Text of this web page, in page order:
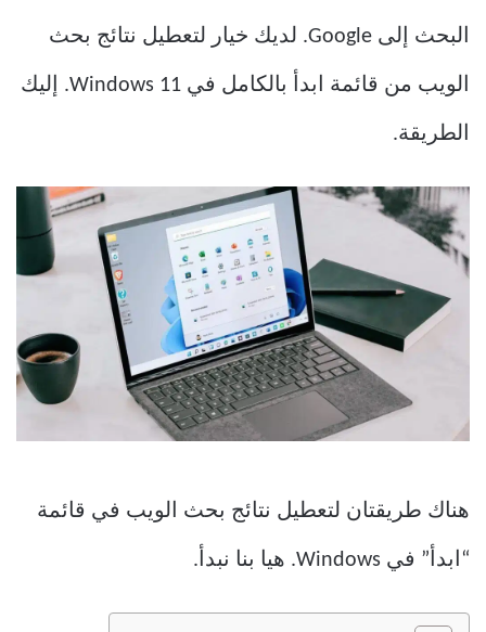
البحث إلى Google. لديك خيار لتعطيل نتائج بحث
الويب من قائمة ابدأ بالكامل في Windows 11. إليك
الطريقة.
هناك طريقتان لتعطيل نتائج بحث الويب في قائمة
“ابدأ” في Windows. هيا بنا نبدأ.